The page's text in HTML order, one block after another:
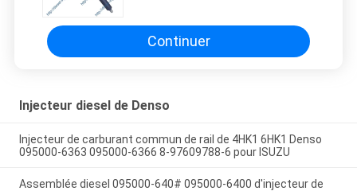
Continuer
Injecteur diesel de Denso
Injecteur de carburant commun de rail de 4HK1 6HK1 Denso
095000-6363 095000-6366 8-97609788-6 pour ISUZU
Assemblée diesel 095000-640# 095000-6400 d'injecteur de